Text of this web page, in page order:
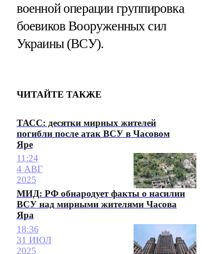
военной операции группировка
боевиков Вооруженных сил
Украины (ВСУ).
ЧИТАЙТЕ ТАКЖЕ
ТАСС: десятки мирных жителей
погибли после атак ВСУ в Часовом
Яре
11:24
4 АВГ
2025
МИД: РФ обнародует факты о насилии
ВСУ над мирными жителями Часова
Яра
18:36
31 ИЮЛ
2025